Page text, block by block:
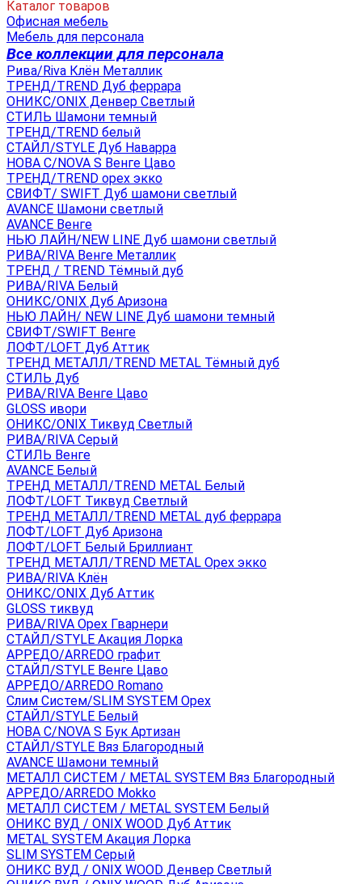
Каталог товаров
Офисная мебель
Мебель для персонала
Все коллекции для персонала
Рива/Riva Клён Металлик
ТРЕНД/TREND Дуб феррара
ОНИКС/ONIX Денвер Светлый
СТИЛЬ Шамони темный
ТРЕНД/TREND белый
СТАЙЛ/STYLE Дуб Наварра
НОВА С/NOVA S Венге Цаво
ТРЕНД/TREND орех экко
СВИФТ/ SWIFT Дуб шамони светлый
AVANCE Шамони светлый
AVANCE Венге
НЬЮ ЛАЙН/NEW LINE Дуб шамони светлый
РИВА/RIVA Венге Металлик
TРЕНД / TREND Тёмный дуб
РИВА/RIVA Белый
ОНИКС/ONIX Дуб Аризона
НЬЮ ЛАЙН/ NEW LINE Дуб шамони темный
СВИФТ/SWIFT Венге
ЛОФТ/LOFT Дуб Аттик
ТРЕНД МЕТАЛЛ/TREND METAL Тёмный дуб
СТИЛЬ Дуб
РИВА/RIVA Венге Цаво
GLOSS ивори
ОНИКС/ONIX Тиквуд Светлый
РИВА/RIVA Серый
СТИЛЬ Венге
AVANСE Белый
ТРЕНД МЕТАЛЛ/TREND METAL Белый
ЛОФТ/LOFT Тиквуд Светлый
ТРЕНД МЕТАЛЛ/TREND METAL дуб феррара
ЛОФТ/LOFT Дуб Аризона
ЛОФТ/LOFT Белый Бриллиант
ТРЕНД МЕТАЛЛ/TREND METAL Орех экко
РИВА/RIVA Клён
ОНИКС/ONIX Дуб Аттик
GLOSS тиквуд
РИВА/RIVA Орех Гварнери
СТАЙЛ/STYLE Акация Лорка
АРРЕДО/ARREDO графит
СТАЙЛ/STYLE Венге Цаво
АРРЕДО/ARREDO Romano
Слим Систем/SLIM SYSTEM Орех
СТАЙЛ/STYLE Белый
НОВА С/NOVA S Бук Артизан
СТАЙЛ/STYLE Вяз Благородный
AVANCE Шамони темный
МЕТАЛЛ СИСТЕМ / METAL SYSTEM Вяз Благородный
АРРЕДО/ARREDO Mokko
МЕТАЛЛ СИСТЕМ / METAL SYSTEM Белый
ОНИКС ВУД / ONIX WOOD Дуб Аттик
METAL SYSTEM Акация Лорка
SLIM SYSTEM Серый
ОНИКС ВУД / ONIX WOOD Денвер Светлый